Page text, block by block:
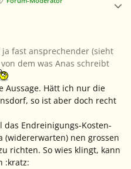
fast ansprechender (sieht
von dem was Anas schreibt
Aussage. Hätt ich nur die
so ist aber doch recht
Endreinigungs-Kosten-
(widererwarten) nen grossen
richten. So wies klingt, kann
:kratz: